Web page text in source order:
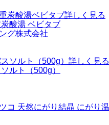
詳しく見る
酸湯 ベビタブ
グ株式会社
詳しく見る
ルト（500g）